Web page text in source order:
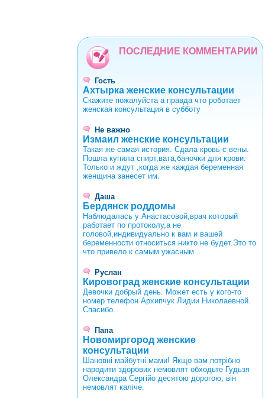
ПОСЛЕДНИЕ КОММЕНТАРИИ
Гость
Ахтырка женские консультации
Скажите пожалуйста а правда что роботает
женская консультация в субботу
Не важно
Измаил женские консультации
Такая же самая история. Сдала кровь с вены.
Пошла купила спирт,вата,баночки для крови.
Только и ждут ,когда же каждая беременная
женщина занесет им.
Даша
Бердянск роддомы
Наблюдалась у Анастасовой,врач который
работает по протоколу,а не
головой,индивидуально к вам и вашей
беременности относиться никто не будет.Это то
что привело к самым ужасным...
Руслан
Кировоград женские консультации
Девочки добрый день. Может есть у кого-то
номер телефон Архипчук Лидии Николаевной.
Спасибо.
Папа
Новомиргород женские
консультации
Шановні майбутні мами! Якщо вам потрібно
народити здорових немовлят обходьте Гудьзя
Олександра Сергійо десятою дорогою, він
немовлят каліче.